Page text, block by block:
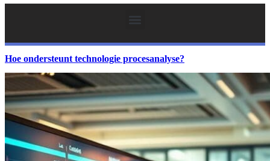
Hoe ondersteunt technologie procesanalyse?